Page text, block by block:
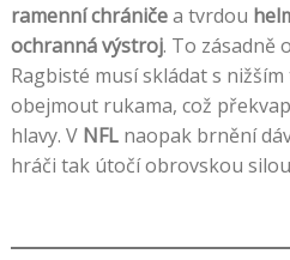
ramenní chráničea tvrdou
ochranná výstroj. To zásadně
Ragbisté musí skládat s
obejmout rukama, což
hlavy. V NFLnaopak brnění
hráči tak útočí obrovskou